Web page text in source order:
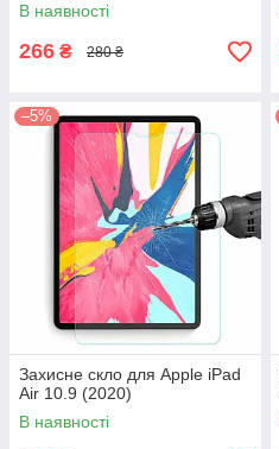
В наявності
266 ₴ 280 ₴
–5%
Захисне скло для Apple iPad
Air 10.9 (2020)
В наявності